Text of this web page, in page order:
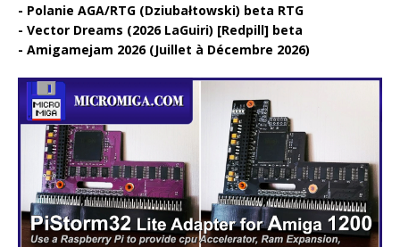
Polanie AGA/RTG (Dziubałtowski) beta RTG
Vector Dreams (2026 LaGuiri) [Redpill] beta
Amigamejam 2026 (Juillet à Décembre 2026)